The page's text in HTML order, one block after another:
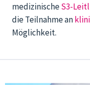
medizinischeS3-
die Teilnahme an
Möglichkeit.